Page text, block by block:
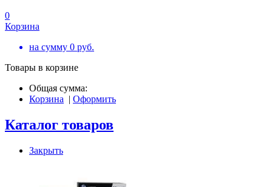
0
Корзина
на сумму 0 руб.
Товары в корзине
Общая сумма:
Корзина | Оформить
Каталог товаров
Закрыть